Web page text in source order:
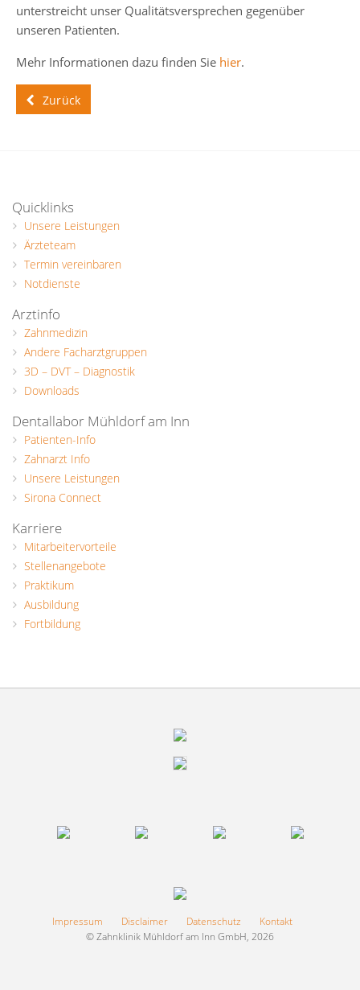
unterstreicht unser Qualitätsversprechen gegenüber
unseren Patienten.
Mehr Informationen dazu finden Sie hier.
Zurück
Quicklinks
Unsere Leistungen
Ärzteteam
Termin vereinbaren
Notdienste
Arztinfo
Zahnmedizin
Andere Facharztgruppen
3D – DVT – Diagnostik
Downloads
Dentallabor Mühldorf am Inn
Patienten-Info
Zahnarzt Info
Unsere Leistungen
Sirona Connect
Karriere
Mitarbeitervorteile
Stellenangebote
Praktikum
Ausbildung
Fortbildung
Impressum Disclaimer Datenschutz
Kontakt
© Zahnklinik Mühldorf am Inn GmbH, 2026